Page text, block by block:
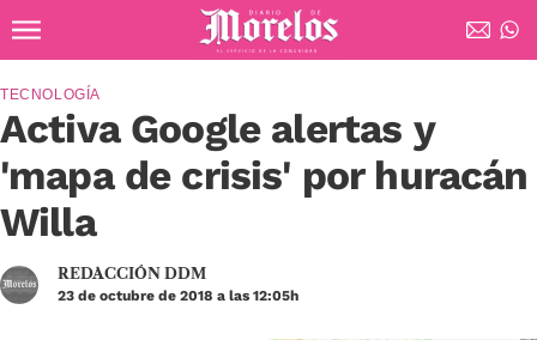
Diario de Morelos
Activa Google alertas y
'mapa de crisis' por huracán
Willa
TECNOLOGÍA
REDACCIÓN DDM
23 de octubre de 2018 a las 12:05h